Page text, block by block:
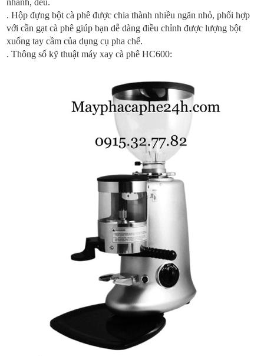
nhanh, đều.
. Hộp đựng bột cà phê được chia thành nhiều ngăn nhỏ, phối hợp
với cần gạt cà phê giúp bạn dễ dàng điều chỉnh được lượng bột
xuống tay cầm của dụng cụ pha chế.
. Thông số kỹ thuật máy xay cà phê HC600: